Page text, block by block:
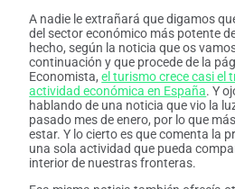
A nadie le extrañará que digamos
del sector económico más potente
hecho, según la noticia que os
continuación y que procede de la
Economista,el turismo crece casi el
actividad económica en España. Y
hablando de una noticia que vio la
pasado mes de enero, por lo que
estar. Y lo cierto es que comenta la
una sola actividad que pueda
interior de nuestras fronteras.